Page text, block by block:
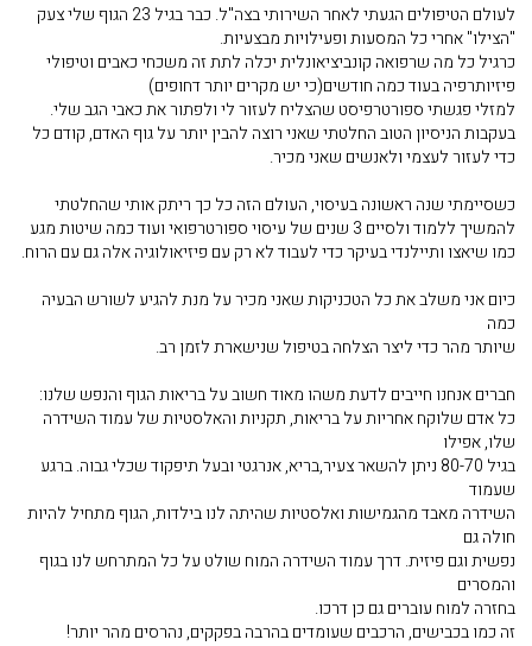
לעולם הטיפולים הגעתי לאחר השירותי בצה"ל. כבר בגיל 23 הגוף שלי צעק
"הצילו" אחרי כל המסעות ופעילויות מבצעיות.
כרגיל כל מה שרפואה קונביציאונלית יכלה לתת זה משכחי כאבים וטיפולי
פיזיותרפיה בעוד כמה חודשים(כי יש מקרים יותר דחופים)
למזלי פגשתי ספורטרפיסט שהצליח לעזור לי ולפתור את כאבי הגב שלי.
בעקבות הניסיון הטוב החלטתי שאני רוצה להבין יותר על גוף האדם, קודם כל
כדי לעזור לעצמי ולאנשים שאני מכיר.
כשסיימתי שנה ראשונה בעיסוי, העולם הזה כל כך ריתק אותי שהחלטתי
להמשיך ללמוד ולסיים 3 שנים של עיסוי ספורטרפואי ועוד כמה שיטות מגע
כמו שיאצו ותיילנדי בעיקר כדי לעבוד לא רק עם פיזיאולוגיה אלה גם עם הרוח.
כיום אני משלב את כל הטכניקות שאני מכיר על מנת להגיע לשורש הבעיה
כמה
שיותר מהר כדי ליצר הצלחה בטיפול שנישארת לזמן רב.
חברים אנחנו חייבים לדעת משהו מאוד חשוב על בריאות הגוף והנפש שלנו:
כל אדם שלוקח אחריות על בריאות, תקניות והאלסטיות של עמוד השידרה
שלו, אפילו
בגיל 80-70 ניתן להשאר צעיר,בריא, אנרגטי ובעל תיפקוד שכלי גבוה. ברגע
שעמוד
השידרה מאבד מהגמישות ואלסטיות שהיתה לנו בילדות, הגוף מתחיל להיות
חולה גם
נפשית וגם פיזית. דרך עמוד השידרה המוח שולט על כל המתרחש לנו בגוף
והמסרים
בחזרה למוח עוברים גם כן דרכו.
זה כמו בכבישים, הרכבים שעומדים בהרבה בפקקים, נהרסים מהר יותר!